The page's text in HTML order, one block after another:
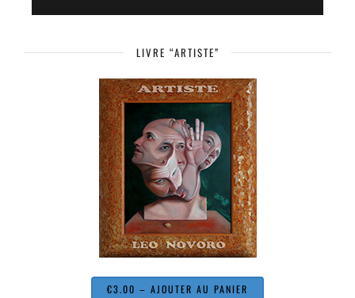
LIVRE “ARTISTE”
€3.00 – AJOUTER AU PANIER